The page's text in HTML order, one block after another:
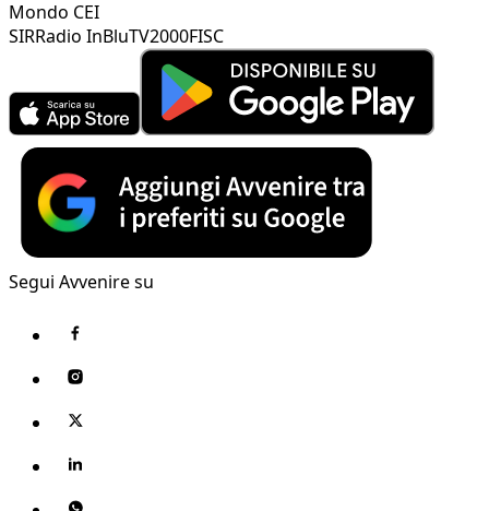
Mondo CEI
SIRRadio InBluTV2000FISC
Segui Avvenire su